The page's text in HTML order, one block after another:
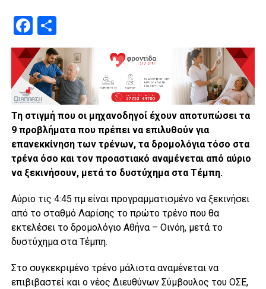
Facebook
Τη στιγμή που οι μηχανοδηγοί έχουν αποτυπώσει τα
9 προβλήματα που πρέπει να επιλυθούν για
επανεκκίνηση των τρένων, τα δρομολόγια τόσο στα
τρένα όσο και τον προαστιακό αναμένεται από αύριο
να ξεκινήσουν, μετά το δυστύχημα στα Τέμπη.
Αύριο τις 4:45 πμ είναι προγραμματισμένο να ξεκινήσει
από το σταθμό Λαρίσης το πρώτο τρένο που θα
εκτελέσει το δρομολόγιο Αθήνα – Οινόη, μετά το
δυστύχημα στα Τέμπη.
Στο συγκεκριμένο τρένο μάλιστα αναμένεται να
επιβιβαστεί και ο νέος Διευθύνων Σύμβουλος του ΟΣΕ,